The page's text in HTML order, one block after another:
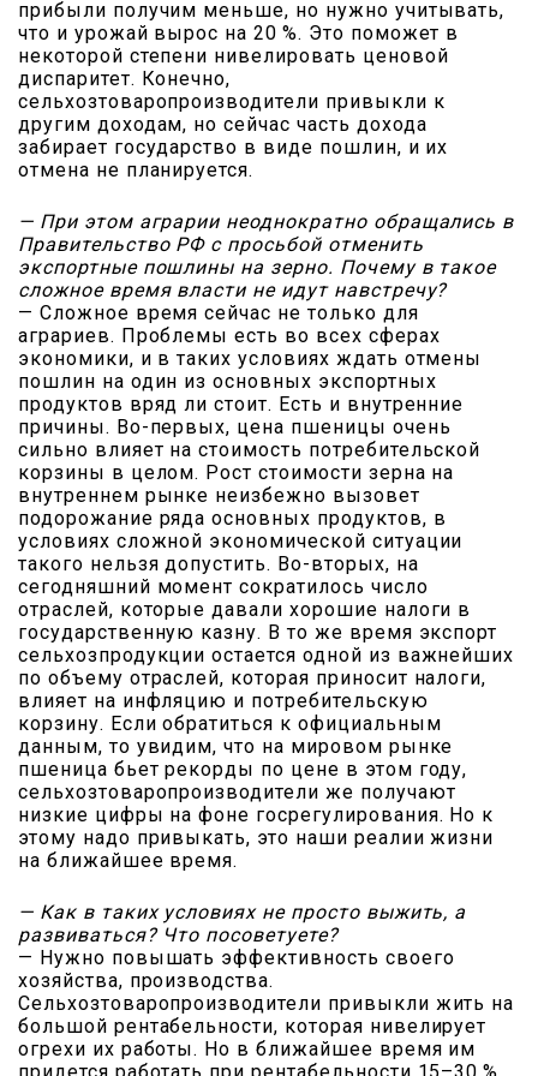
прибыли получим меньше, но нужно учитывать,
что и урожай вырос на 20 %. Это поможет в
некоторой степени нивелировать ценовой
диспаритет. Конечно,
сельхозтоваропроизводители привыкли к
другим доходам, но сейчас часть дохода
забирает государство в виде пошлин, и их
отмена не планируется.
— При этом аграрии неоднократно обращались в
Правительство РФ с просьбой отменить
экспортные пошлины на зерно. Почему в такое
сложное время власти не идут навстречу?
— Сложное время сейчас не только для
аграриев. Проблемы есть во всех сферах
экономики, и в таких условиях ждать отмены
пошлин на один из основных экспортных
продуктов вряд ли стоит. Есть и внутренние
причины. Во-первых, цена пшеницы очень
сильно влияет на стоимость потребительской
корзины в целом. Рост стоимости зерна на
внутреннем рынке неизбежно вызовет
подорожание ряда основных продуктов, в
условиях сложной экономической ситуации
такого нельзя допустить. Во-вторых, на
сегодняшний момент сократилось число
отраслей, которые давали хорошие налоги в
государственную казну. В то же время экспорт
сельхозпродукции остается одной из важнейших
по объему отраслей, которая приносит налоги,
влияет на инфляцию и потребительскую
корзину. Если обратиться к официальным
данным, то увидим, что на мировом рынке
пшеница бьет рекорды по цене в этом году,
сельхозтоваропроизводители же получают
низкие цифры на фоне госрегулирования. Но к
этому надо привыкать, это наши реалии жизни
на ближайшее время.
— Как в таких условиях не просто выжить, а
развиваться? Что посоветуете?
— Нужно повышать эффективность своего
хозяйства, производства.
Сельхозтоваропроизводители привыкли жить на
большой рентабельности, которая нивелирует
огрехи их работы. Но в ближайшее время им